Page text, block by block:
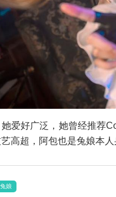
爱好广泛，她曾经推荐
高超，阿包也是兔娘本人
娘